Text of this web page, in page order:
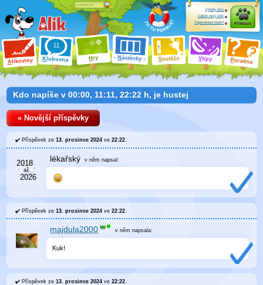
Alíkoviny Klubovna Hry Nástěnky Soutěže Vtipy Poradna
Výhody účtu
Založit nový účet
Zapomenuté heslo?
Přihlásit
Kdo napíše v 00:00, 11:11, 22:22 h, je hustej
« Novější příspěvky
Příspěvek ze13. prosince 2024 ve22:22.
lékařský v něm napsal:
Příspěvek ze13. prosince 2024 ve22:22
majdula2000 v něm napsala:
Kuk!
Příspěvek ze13. prosince 2024 ve22:22